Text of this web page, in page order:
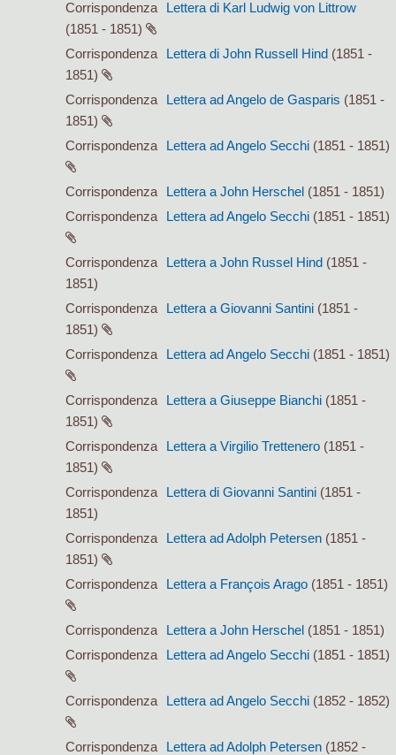
Corrispondenza
Lettera di Karl Ludwig von Littrow
(1851 - 1851)
Corrispondenza
Lettera di John Russell Hind (1851 -
1851)
Corrispondenza
Lettera ad Angelo de Gasparis (1851 -
1851)
Corrispondenza
Lettera ad Angelo Secchi (1851 - 1851)
Corrispondenza Lettera a John Herschel (1851 - 1851)
Corrispondenza
Lettera ad Angelo Secchi (1851 - 1851)
Corrispondenza Lettera a John Russel Hind (1851 -
1851)
Corrispondenza
Lettera a Giovanni Santini (1851 -
1851)
Corrispondenza
Lettera ad Angelo Secchi (1851 - 1851)
Corrispondenza Lettera a Giuseppe Bianchi (1851 -
1851)
Corrispondenza
Lettera a Virgilio Trettenero (1851 -
1851)
Corrispondenza
Lettera di Giovanni Santini (1851 -
1851)
Corrispondenza
Lettera ad Adolph Petersen (1851 -
1851)
Corrispondenza
Lettera a François Arago (1851 - 1851)
Corrispondenza Lettera a John Herschel (1851 - 1851)
Corrispondenza
Lettera ad Angelo Secchi (1851 - 1851)
Corrispondenza Lettera ad Angelo Secchi (1852 - 1852)
Corrispondenza Lettera ad Adolph Petersen (1852 -